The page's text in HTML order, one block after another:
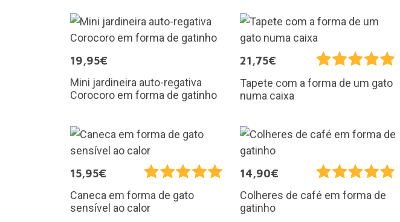
19,95€
Mini jardineira auto-regativa
Corocoro em forma de gatinho
21,75€
Tapete com a forma de um gato
numa caixa
15,95€
Caneca em forma de gato
sensível ao calor
14,90€
Colheres de café em forma de
gatinho